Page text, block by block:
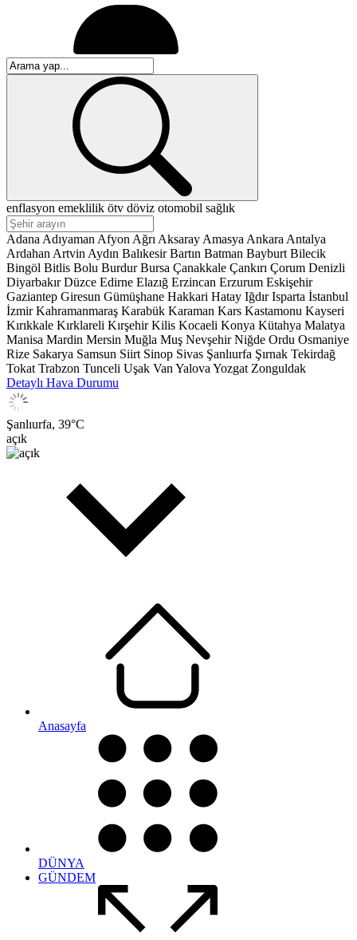
enflasyon emeklilik ötv döviz otomobil sağlık
Adana Adıyaman Afyon Ağrı Aksaray Amasya Ankara Antalya
Ardahan Artvin Aydın Balıkesir Bartın Batman Bayburt Bilecik
Bingöl Bitlis Bolu Burdur Bursa Çanakkale Çankırı Çorum Denizli
Diyarbakır Düzce Edirne Elazığ Erzincan Erzurum Eskişehir
Gaziantep Giresun Gümüşhane Hakkari Hatay Iğdır Isparta İstanbul
İzmir Kahramanmaraş Karabük Karaman Kars Kastamonu Kayseri
Kırıkkale Kırklareli Kırşehir Kilis Kocaeli Konya Kütahya Malatya
Manisa Mardin Mersin Muğla Muş Nevşehir Niğde Ordu Osmaniye
Rize Sakarya Samsun Siirt Sinop Sivas Şanlıurfa Şırnak Tekirdağ
Tokat Trabzon Tunceli Uşak Van Yalova Yozgat Zonguldak
Detaylı Hava Durumu
Şanlıurfa, 39°C
açık
Anasayfa
DÜNYA
GÜNDEM